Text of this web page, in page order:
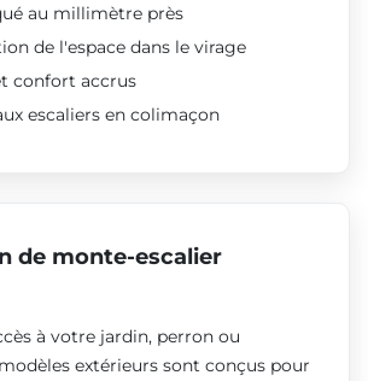
au millimètre près
de l'espace dans le virage
confort accrus
escaliers en colimaçon
de monte-escalier
à votre jardin, perron ou
extérieurs sont conçus pour